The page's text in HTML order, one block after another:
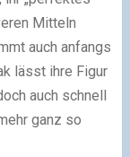
Mitteln
auch anfangs
lässt ihre Figur
auch schnell
ganz so